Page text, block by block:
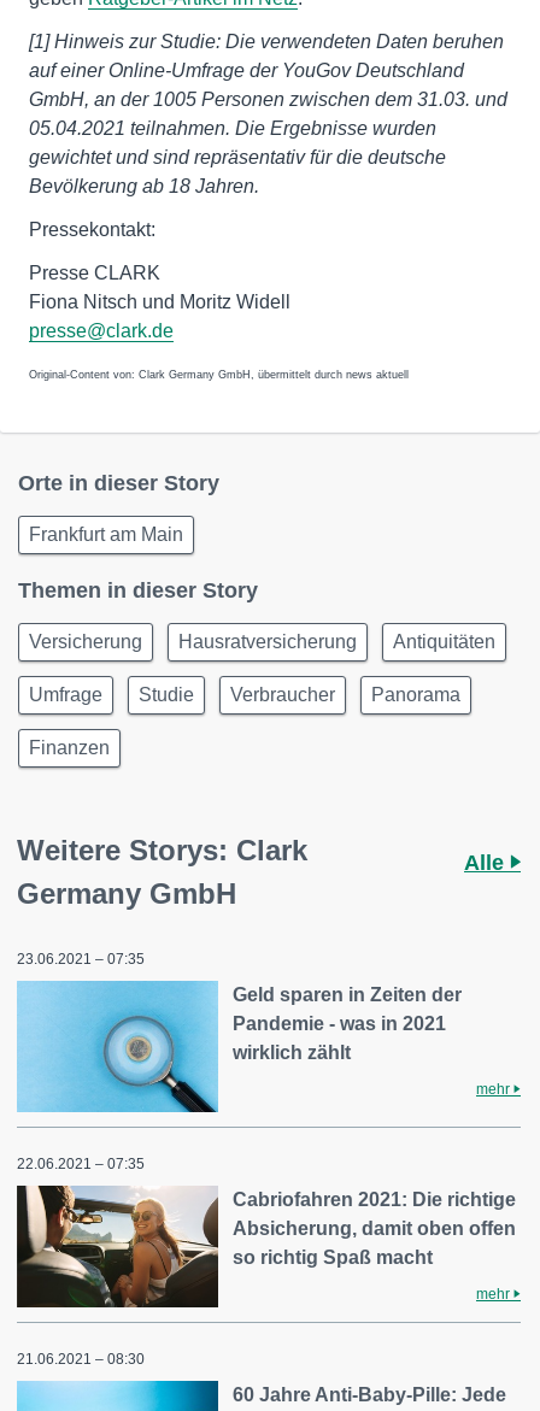
[1] Hinweis zur Studie: Die verwendeten Daten beruhen
auf einer Online-Umfrage der YouGov Deutschland
GmbH, an der 1005 Personen zwischen dem 31.03. und
05.04.2021 teilnahmen. Die Ergebnisse wurden
gewichtet und sind repräsentativ für die deutsche
Bevölkerung ab 18 Jahren.
Pressekontakt:
Presse CLARK
Fiona Nitsch und Moritz Widell
presse@clark.de
Original-Content von: Clark Germany GmbH, übermittelt durch news aktuell
Orte in dieser Story
Frankfurt am Main
Themen in dieser Story
Versicherung Hausratversicherung Antiquitäten
Umfrage Studie Verbraucher Panorama
Finanzen
Weitere Storys: Clark
Germany GmbH
Alle
23.06.2021 – 07:35
Geld sparen in Zeiten der
Pandemie - was in 2021
wirklich zählt
mehr
22.06.2021 – 07:35
Cabriofahren 2021: Die richtige
Absicherung, damit oben offen
so richtig Spaß macht
mehr
21.06.2021 – 08:30
60 Jahre Anti-Baby-Pille: Jede